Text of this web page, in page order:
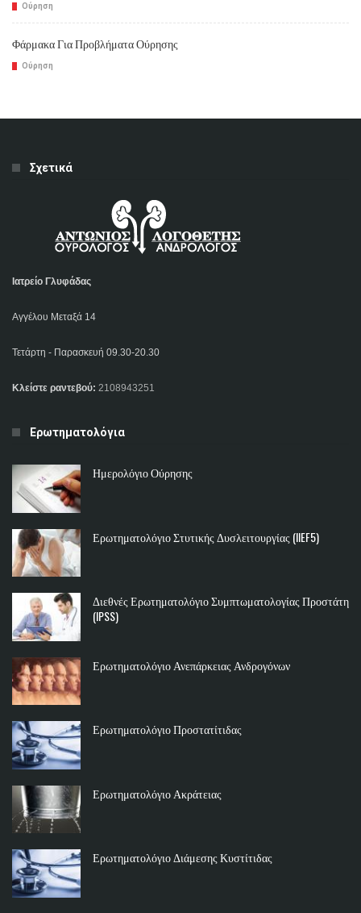
Ούρηση
Φάρμακα Για Προβλήματα Ούρησης
Ούρηση
Σχετικά
Ιατρείο Γλυφάδας
Αγγέλου Μεταξά 14
Τετάρτη - Παρασκευή 09.30-20.30
Κλείστε ραντεβού: 2108943251
Ερωτηματολόγια
Ημερολόγιο Ούρησης
Ερωτηματολόγιο Στυτικής Δυσλειτουργίας (IIEF5)
Διεθνές Ερωτηματολόγιο Συμπτωματολογίας Προστάτη
(IPSS)
Ερωτηματολόγιο Ανεπάρκειας Ανδρογόνων
Ερωτηματολόγιο Προστατίτιδας
Ερωτηματολόγιο Ακράτειας
Ερωτηματολόγιο Διάμεσης Κυστίτιδας